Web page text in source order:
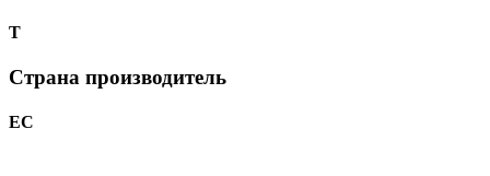
Т
Страна производитель
ЕС